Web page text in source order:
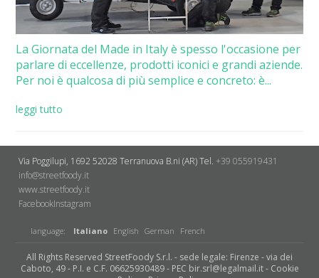
La Giornata del Made in Italy è spesso l'occasione per
parlare di eccellenze, prodotti iconici e grandi aziende.
Per noi è qualcosa di più semplice e concreto: è...
leggi tutto
Via Poggilupi, 1692 52028 Terranuova B.ni (AR)Tel. +39 055919431
info@streetfoody.it
www.streetfoody.it
Facebook​Instagram
language: Italiano English German French
All Rights Reserved StreetFoody S.r.l. - sede legale: Firenze - via dei
Caboto, 49 - P.I. e C.F. 06625930489 - PEC bir.srl@legalmail.it - Cookie